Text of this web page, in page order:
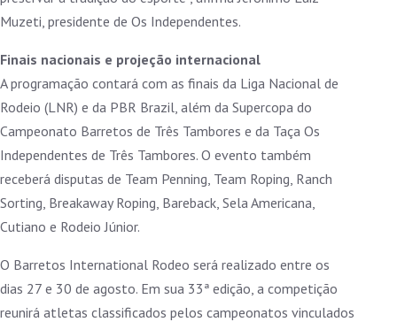
Muzeti, presidente de Os Independentes.
Finais nacionais e projeção internacional
A programação contará com as finais da Liga Nacional de
Rodeio (LNR) e da PBR Brazil, além da Supercopa do
Campeonato Barretos de Três Tambores e da Taça Os
Independentes de Três Tambores. O evento também
receberá disputas de Team Penning, Team Roping, Ranch
Sorting, Breakaway Roping, Bareback, Sela Americana,
Cutiano e Rodeio Júnior.
O Barretos International Rodeo será realizado entre os
dias 27 e 30 de agosto. Em sua 33ª edição, a competição
reunirá atletas classificados pelos campeonatos vinculados